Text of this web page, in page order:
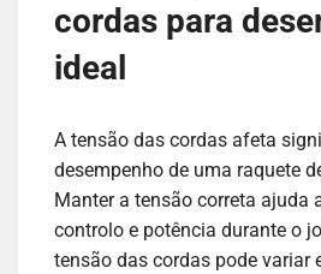
cordas para
ideal
A tensão das cordas afeta
desempenho de uma raquete
Manter a tensão correta ajuda
controlo e potência durante o
tensão das cordas pode variar